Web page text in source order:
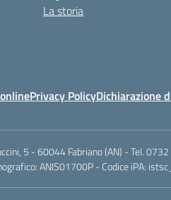
La storia
Privacy PolicyDichiarazione
5 - 60044 Fabriano (AN) - Tel.
ANIS01700P - Codice iPA: